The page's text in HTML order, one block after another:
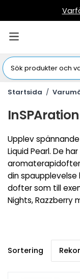
Startsida /
Upplev
Liquid Pearl. De
din
dofter som till
Nights, Razzberry
Sortering